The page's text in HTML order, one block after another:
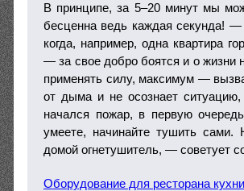
В принципе, за 5–20 минут мы
бесценна ведь каждая секунда!
когда, например, одна квартира
— за свое добро боятся и о жизни
применять силу, максимум —
от дыма и не осознает
начался пожар, в первую
умеете, начинайте тушить сами.
домой огнетушитель, — советует
Оборудование для ресторана кухни